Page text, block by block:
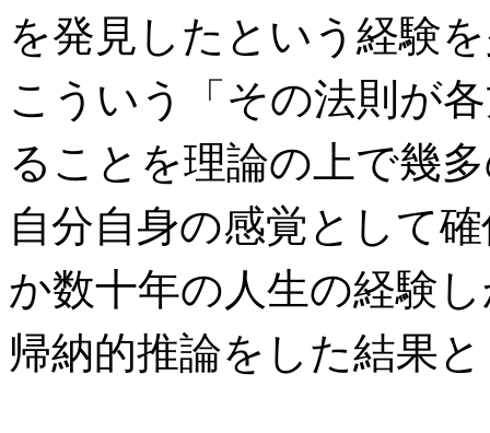
を発見したという経験
こういう「その法則が
ることを理論の上で幾
自分自身の感覚として
か数十年の人生の経験
帰納的推論をした結果